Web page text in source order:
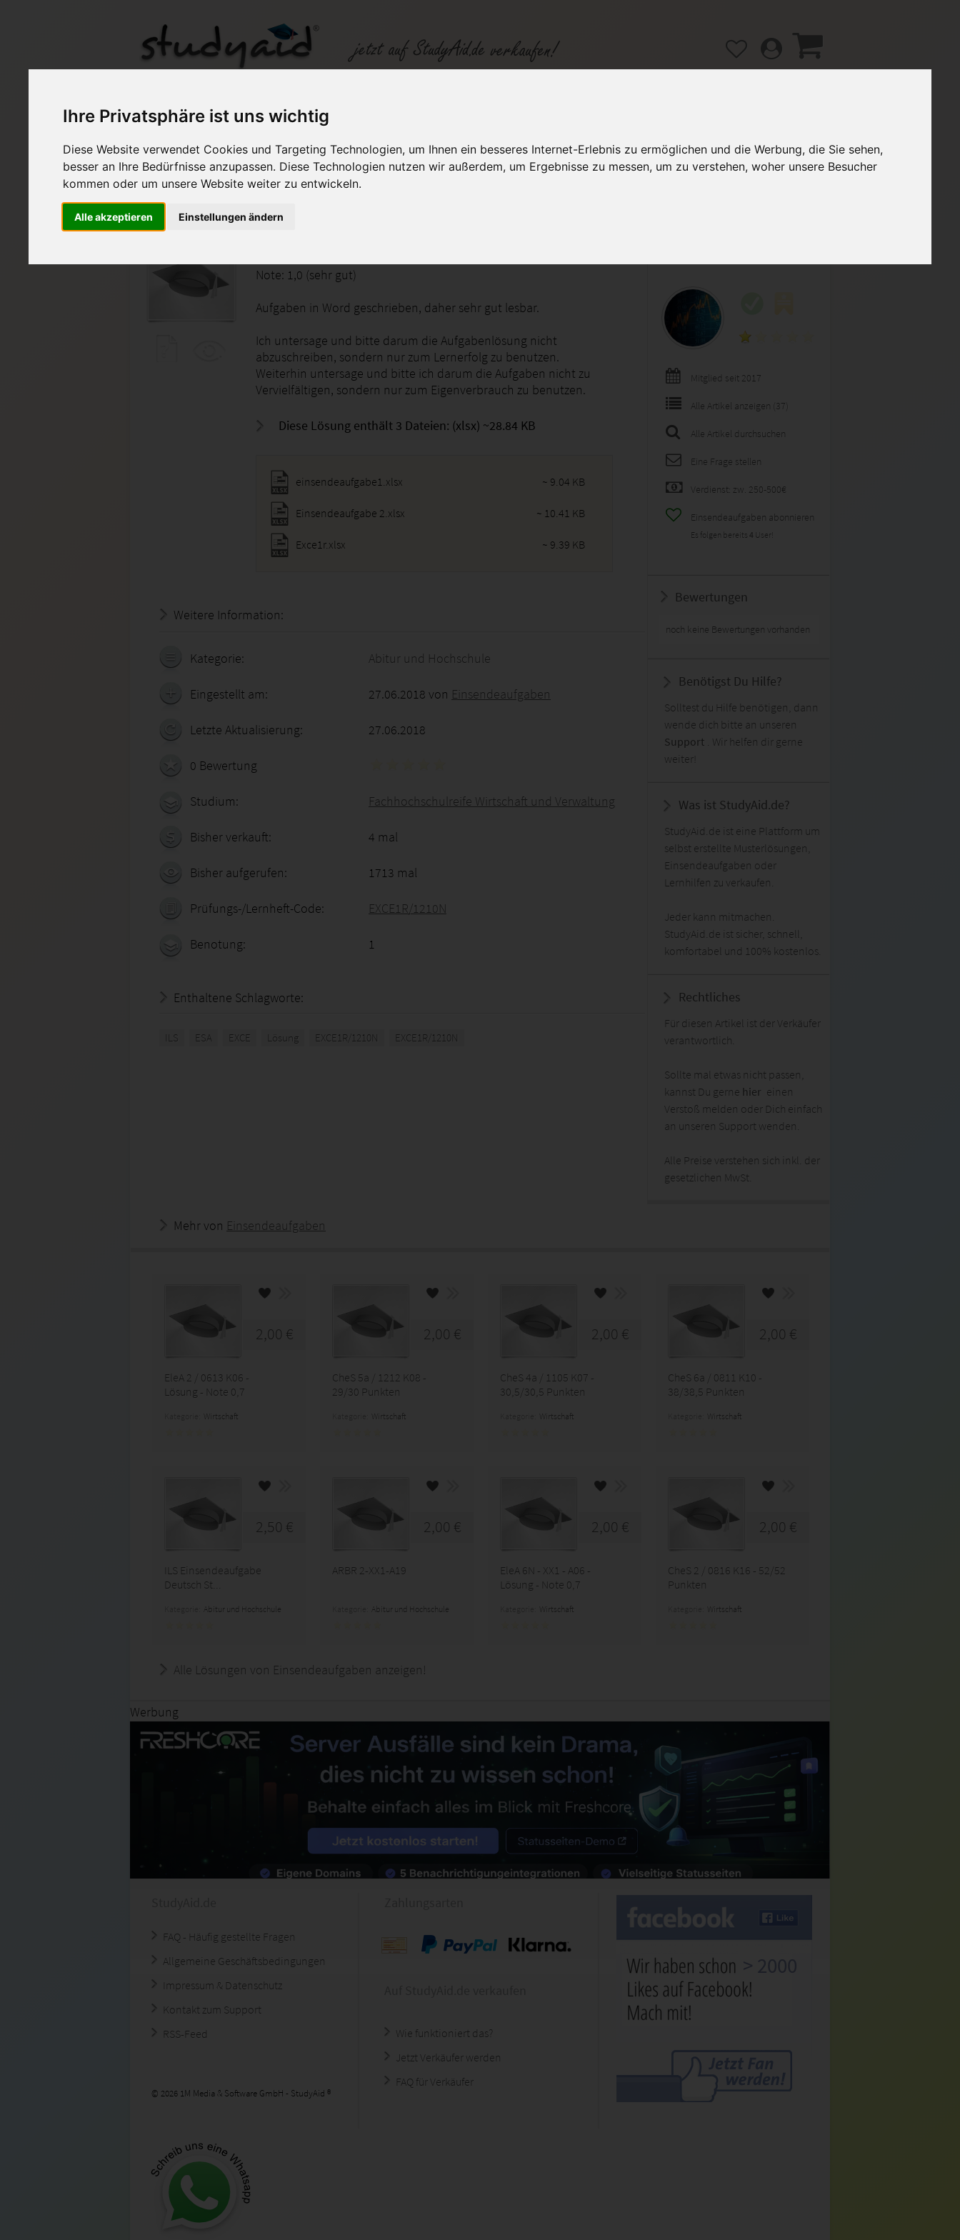
Ihre Privatsphäre ist uns wichtig
Diese Website verwendet Cookies und Targeting Technologien, um Ihnen ein besseres Internet-Erlebnis zu ermöglichen und die Werbung, die Sie sehen,
besser an Ihre Bedürfnisse anzupassen. Diese Technologien nutzen wir außerdem, um Ergebnisse zu messen, um zu verstehen, woher unsere Besucher
kommen oder um unsere Website weiter zu entwickeln.
Alle akzeptieren Einstellungen ändern
EXCE1R/1210N
Auf StudyAid.de verkaufen Kategorien Studiengänge / Lehrgänge Hilfe / FAQ
Note: 1,0 (sehr gut)
Aufgaben in Word geschrieben, daher sehr gut lesbar.
Ich untersage und bitte darum die Aufgabenlösung nicht
abzuschreiben, sondern nur zum Lernerfolg zu benutzen.
Weiterhin untersage und bitte ich darum die Aufgaben nicht zu
Vervielfältigen, sondern nur zum Eigenverbrauch zu benutzen.
Diese Lösung enthält 3 Dateien: (xlsx) ~28.84 KB
einsendeaufgabe1.xlsx ~ 9.04 KB
Einsendeaufgabe 2.xlsx ~ 10.41 KB
Exce1r.xlsx ~ 9.39 KB
Weitere Information:
Kategorie: Abitur und Hochschule
Eingestellt am: 27.06.2018 von Einsendeaufgaben
Letzte Aktualisierung: 27.06.2018
0 Bewertung
Studium: Fachhochschulreife Wirtschaft und Verwaltung
Bisher verkauft: 4 mal
Bisher aufgerufen: 1713 mal
Prüfungs-/Lernheft-Code: EXCE1R/1210N
Benotung: 1
Enthaltene Schlagworte:
ILS ESA EXCE Lösung EXCE1R/1210N EXCE1R/1210N
Mitglied seit 2017
Alle Artikel anzeigen (37)
Alle Artikel durchsuchen
Eine Frage stellen
Verdienst: zw. 250-500€
Einsendeaufgaben abonnieren
Es folgen bereits 4 User!
Bewertungen
noch keine Bewertungen vorhanden
Benötigst Du Hilfe?
Solltest du Hilfe benötigen, dann
wende dich bitte an unseren
Support . Wir helfen dir gerne
weiter!
Was ist StudyAid.de?
StudyAid.de ist eine Plattform um
selbst erstellte Musterlösungen,
Einsendeaufgaben oder
Lernhilfen zu verkaufen.
Jeder kann mitmachen.
StudyAid.de ist sicher, schnell,
komfortabel und 100% kostenlos.
Rechtliches
Für diesen Artikel ist der Verkäufer
verantwortlich.
Sollte mal etwas nicht passen,
kannst Du gerne hier einen
Verstoß melden oder Dich einfach
an unseren Support wenden.
Alle Preise verstehen sich inkl. der
gesetzlichen MwSt.
Mehr von Einsendeaufgaben
2,00 €
EleA 2 / 0613 K06 -
Lösung - Note 0,7
Wirtschaft
2,00 €
CheS 5a / 1212 K08 -
29/30 Punkten
Wirtschaft
2,00 €
CheS 4a / 1105 K07 -
30,5/30,5 Punkten
Wirtschaft
2,00 €
CheS 6a / 0811 K10 -
38/38,5 Punkten
Wirtschaft
2,50 €
ILS Einsendeaufgabe
Deutsch St...
Abitur und Hochschule
2,00 €
ARBR 2-XX1-A19
Abitur und Hochschule
2,00 €
EleA 6N - XX1 - A06 -
Lösung - Note 0,7
Wirtschaft
2,00 €
CheS 2 / 0816 K16 - 52/52
Punkten
Wirtschaft
Alle Lösungen von Einsendeaufgaben anzeigen!
Werbung
FAQ - Häufig gestellte Fragen
Allgemeine Geschäftsbedingungen
Impressum & Datenschutz
Kontakt zum Support
RSS-Feed
© 2026 1M Media & Software GmbH - StudyAid ®
Wie funktioniert das?
Jetzt Verkäufer werden
FAQ für Verkäufer
> 2000